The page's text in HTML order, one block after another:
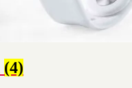
(4)